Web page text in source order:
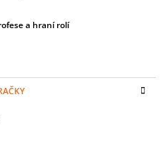
a hraní rolí